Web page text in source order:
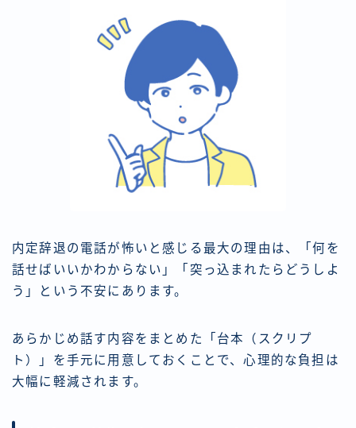
内定辞退の電話が怖いと感じる最大の理由は、「何を
話せばいいかわからない」「突っ込まれたらどうしよ
う」という不安にあります。
あらかじめ話す内容をまとめた「台本（スクリプ
ト）」を手元に用意しておくことで、心理的な負担は
大幅に軽減されます。